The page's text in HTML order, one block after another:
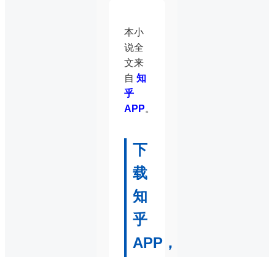
本小
说全
文来
自 知
乎
APP。
下
载
知
乎
APP，